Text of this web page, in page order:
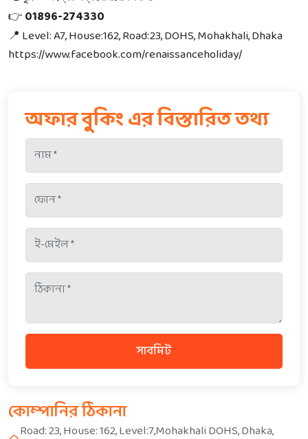
👉 01896-274330
📍 Level: A7, House:162, Road:23, DOHS, Mohakhali, Dhaka
https://www.facebook.com/renaissanceholiday/
অফার বুকিং এর বিস্তারিত তথ্য
সাবমিট
কোম্পানির ঠিকানা
Road: 23, House: 162, Level:7,Mohakhali DOHS, Dhaka,